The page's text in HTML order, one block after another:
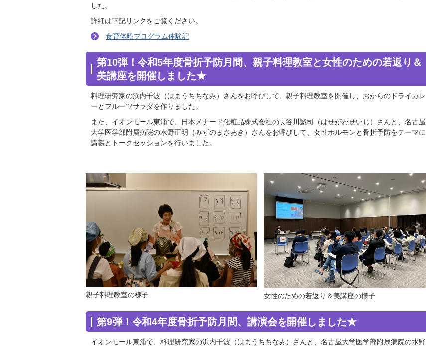
した。
詳細は下記リンクをご覧ください。
食育体験プログラム体験記
第10弾！令和5年度骨折予防月間、親子料理教室と女性のための若返り＆
美講座を開催しました★
料理研究家の浜内千波（はまうちちなみ）さんをお呼びして、親子料理教室を開催し、おからのドライカレ
ーとフルーツサラダを作りました。
また、イオンモール東浦で、日本メナード化粧品株式会社の長谷川誠司（はせがわせいじ）さんと、名古屋
大学医学部附属病院の水野正明（みずのまさあき）さんをお呼びして、女性ホルモンと骨折予防をテーマに
講義とトークセッションを行いました。
親子料理教室の様子 女性のための若返り＆美講座の様子
第9弾！令和4年度骨折予防月間、講演会を開催しました★
イオンモール東浦で、料理研究家の浜内千波（はまうちちなみ）さんと、名古屋大学医学部附属病院の水野